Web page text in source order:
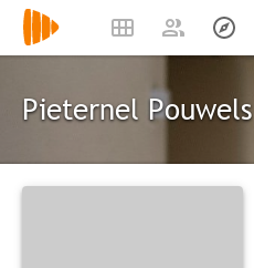
Pieternel Pouwels